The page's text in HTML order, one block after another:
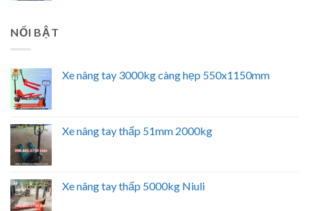
NỔI BẬT
Xe nâng tay 3000kg càng hẹp 550x1150mm
Xe nâng tay thấp 51mm 2000kg
Xe nâng tay thấp 5000kg Niuli